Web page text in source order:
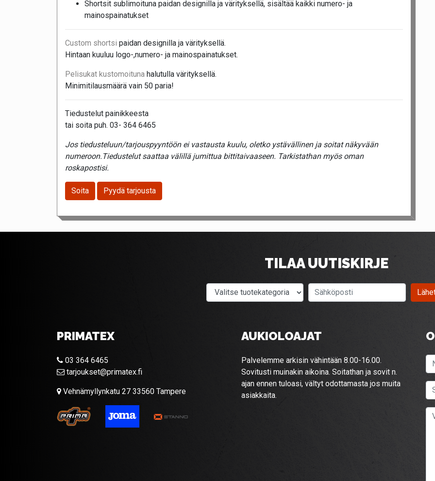
Shortsit sublimoituna paidan designilla ja värityksellä, sisältää kaikki numero- ja
mainospainatukset
Custom shortsi paidan designilla ja värityksellä.
Hintaan kuuluu logo-,numero- ja mainospainatukset.
Pelisukat kustomoituna halutulla värityksellä.
Minimitilausmäärä vain 50 paria!
Tiedustelut painikkeesta
tai soita puh. 03- 364 6465
Jos tiedusteluun/tarjouspyyntöön ei vastausta kuulu, oletko ystävällinen ja soitat näkyvään
numeroon.Tiedustelut saattaa välillä jumittua bittitaivaaseen. Tarkistathan myös oman
roskapostisi.
Soita Pyydä tarjousta
TILAA UUTISKIRJE
Valitse tuotekategoria
PRIMATEX
03 364 6465
tarjoukset@primatex.fi
Vehnämyllynkatu 27 33560 Tampere
AUKIOLOAJAT
Palvelemme arkisin vähintään 8.00-16.00.
Sovitusti muinakin aikoina. Soitathan ja sovit n.
ajan ennen tuloasi, vältyt odottamasta jos muita
asiakkaita.